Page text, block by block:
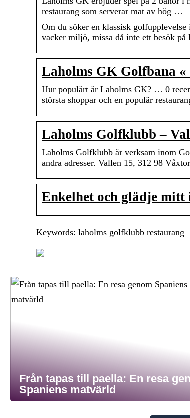
restaurang som serverar mat av hög …
Om du söker en klassisk
vacker miljö, missa då inte ett besök på
Laholms GK Golfbana
Hur populärt är Laholms GK? … 0
största shoppar och en populär
Laholms Golfklubb –
Laholms Golfklubb är verksam inom
andra adresser. Vallen 15, 312 98
Enkelhet och glädje
Keywords: laholms golfklubb restaurang
Från tapas till paella: En resa
Spaniens matvärld